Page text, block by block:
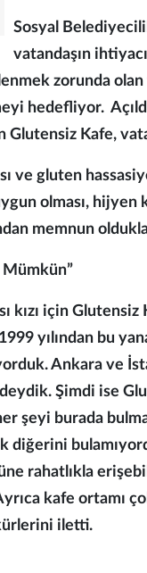
Sosyal
vatandaşın
zorunda olan
hedefliyor.
Glutensiz Kafe,
ve gluten
olması, hijyen
memnun
kızı için
yılından bu
Ankara ve
Şimdi ise
şeyi burada
diğerini
rahatlıkla
kafe ortamı
iletti.